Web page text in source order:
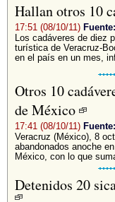
Hallan otros 10
17:51 (08/10/11)
Los cadáveres de diez
turística de Veracruz-
en el país en un mes,
Otros 10
de México
17:41 (08/10/11)
Veracruz (México), 8
abandonados anoche
México, con lo que
Detenidos 20